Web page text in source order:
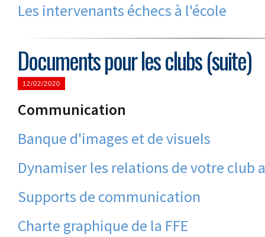
Les intervenants échecs à l'école
Documents pour les clubs (suite)
12/02/2020
Communication
Banque d'images et de visuels
Dynamiser les relations de votre club
Supports de communication
Charte graphique de la FFE